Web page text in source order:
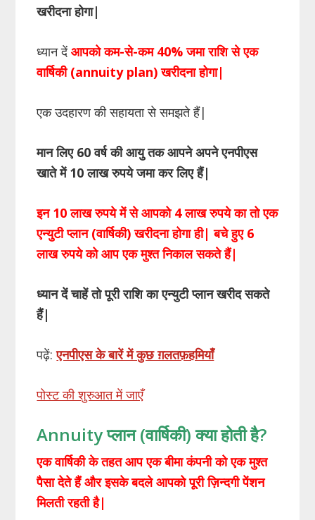
खरीदना होगा|
ध्यान देंआपको कम-से-कम 40% जमा राशि से एक
वार्षिकी (annuity plan) खरीदना होगा|
एक उदहारण की सहायता से समझते हैं|
मान लिए 60 वर्ष की आयु तक आपने अपने एनपीएस
खाते में 10 लाख रुपये जमा कर लिए हैं|
इन 10 लाख रुपये में से आपको 4 लाख रुपये का तो एक
एन्युटी प्लान (वार्षिकी) खरीदना होगा ही| बचे हुए 6
लाख रुपये को आप एक मुश्त निकाल सकते हैं|
ध्यान दें चाहें तो पूरी राशि का एन्युटी प्लान खरीद सकते
हैं|
पढ़ें:एनपीएस के बारें में कुछ ग़लतफ़हमियाँ
पोस्ट की शुरुआत में जाएँ
Annuity प्लान (वार्षिकी) क्या होती है?
एक वार्षिकी के तहत आप एक बीमा कंपनी को एक मुश्त
पैसा देते हैं और इसके बदले आपको पूरी ज़िन्दगी पेंशन
मिलती रहती है|